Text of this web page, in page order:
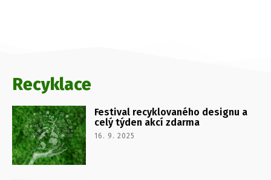
Recyklace
Festival recyklovaného designu a
celý týden akcí zdarma
16. 9. 2025